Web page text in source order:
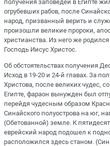
получения заповедей в Египте
огрубевших рабов, после
народ, призванный верить и
произошли великие пророки,
христианства. Из него же
Господь Иисус Христос.
Об обстоятельствах получения
Исход в 19-20 и 24-й главах. За
Христова, после великих чудес,
Египте, фараон вынужден был
перейдя чудесным образом
Синайского полуострова на юг,
(Обетованной) земле. К
еврейский народ подошел к
расположился здесь станом.